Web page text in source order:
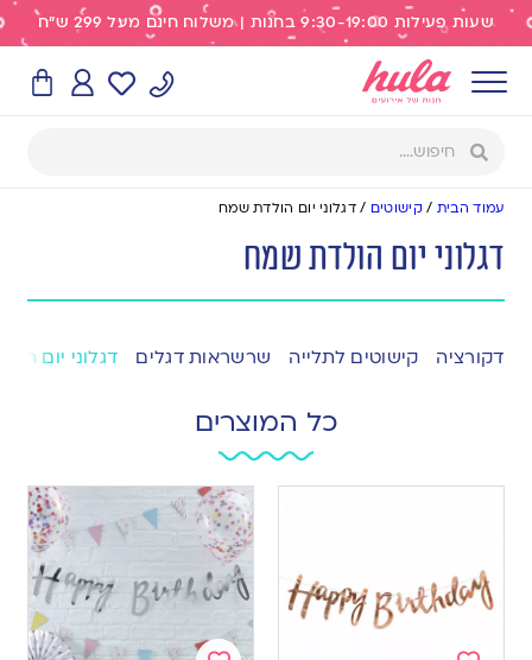
שעות פעילות 9:30-19:00 בחנות | משלוח חינם מעל 299 ש"ח
עמוד הבית / קישוטים /דגלוני יום הולדת שמח
דגלוני יום הולדת שמח
דקורציה קישוטים לתלייה שרשראות דגלים דגלוני יום
כל המוצרים